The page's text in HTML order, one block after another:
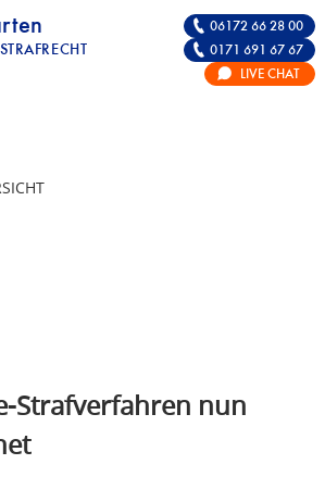
| RECHTSANWALT FÜR DIE
06172 66 28 00
0171 691 67 67
LIVE CHAT
Strafverfahren nun